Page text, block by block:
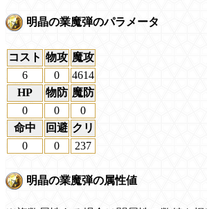
明晶の業魔弾のパラメータ
コスト 物攻 魔攻
6
0
4614
HP
物防 魔防
0
0
0
命中
回避 クリ
0
0 237
明晶の業魔弾の属性値